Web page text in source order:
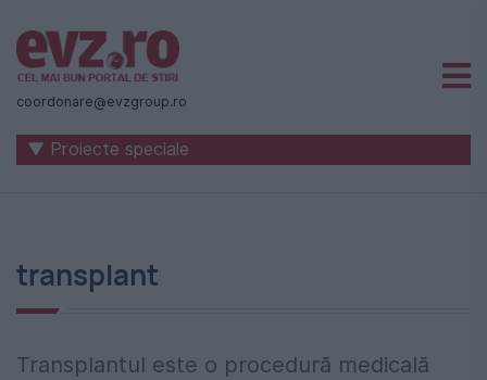
Știri
naționale
internaționale
-
Evenimentul
Zilei
coordonare@evzgroup.ro
▼ Proiecte speciale
transplant
Transplantul este o procedură medicală